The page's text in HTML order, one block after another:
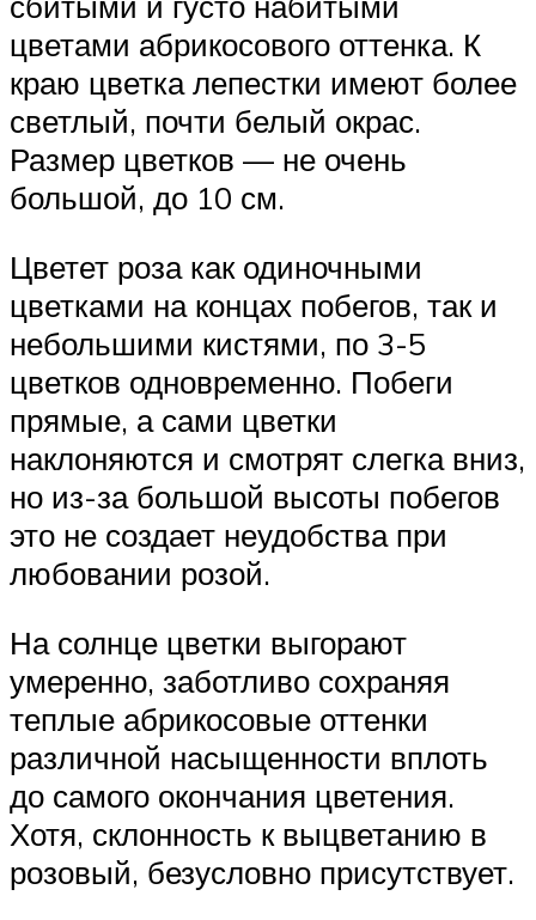
цветами абрикосового оттенка. К
краю цветка лепестки имеют более
светлый, почти белый окрас.
Размер цветков — не очень
большой, до 10 см.
Цветет роза как одиночными
цветками на концах побегов, так и
небольшими кистями, по 3-5
цветков одновременно. Побеги
прямые, а сами цветки
наклоняются и смотрят слегка вниз,
но из-за большой высоты побегов
это не создает неудобства при
любовании розой.
На солнце цветки выгорают
умеренно, заботливо сохраняя
теплые абрикосовые оттенки
различной насыщенности вплоть
до самого окончания цветения.
Хотя, склонность к выцветанию в
розовый, безусловно присутствует.